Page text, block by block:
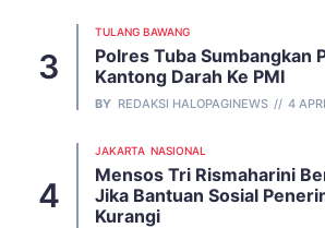
TULANG BAWANG
Polres Tuba Sumbangkan
Kantong Darah Ke PMI
BY REDAKSI HALOPAGINEWS 4
JAKARTA NASIONAL
Mensos Tri Rismaharini
Jika Bantuan Sosial
Kurangi